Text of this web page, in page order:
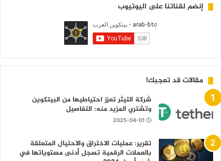
إنضم لقناتنا على اليوتيوب
مقالات قد تعجبك!
شركة التيثر تعزز احتياطيها من البيتكوين
وتشتري المزيد منه: التفاصيل
2025-04-01
تقرير: عمليات الاختراق والاحتيال المتعلقة
بالعملات الرقمية تسجل أدنى مستوياتها في